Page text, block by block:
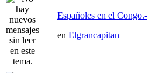
Españoles en el Congo.-
en Elgrancapitan